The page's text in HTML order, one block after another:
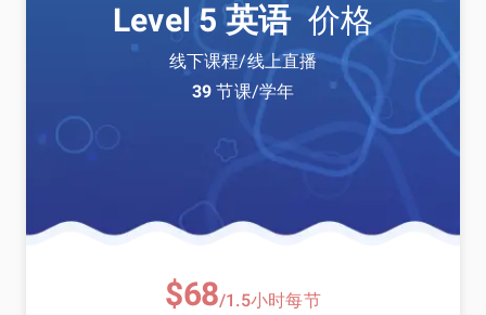
Level 5 英语 价格
线下课程/线上直播
39 节课/学年
$68/1.5小时每节